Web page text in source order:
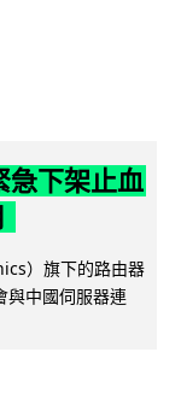
急下架止血
）旗下的路由器
與中國伺服器連